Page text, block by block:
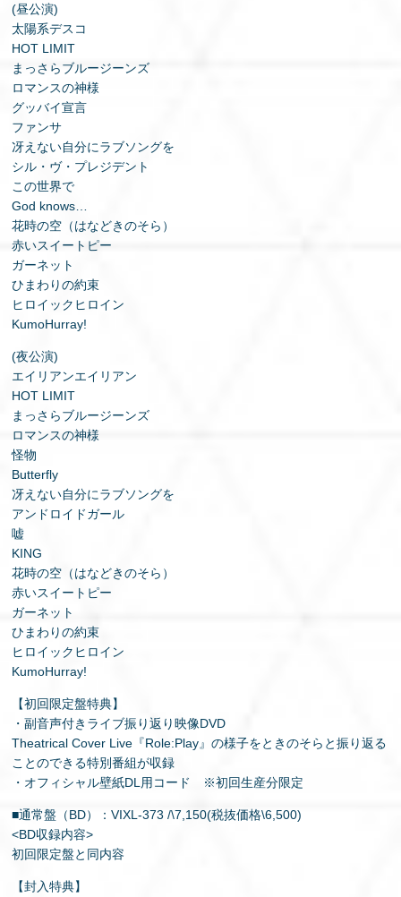
(昼公演)
太陽系デスコ
HOT LIMIT
まっさらブルージーンズ
ロマンスの神様
グッバイ宣言
ファンサ
冴えない自分にラブソングを
シル・ヴ・プレジデント
この世界で
God knows…
花時の空（はなどきのそら）
赤いスイートピー
ガーネット
ひまわりの約束
ヒロイックヒロイン
KumoHurray!
(夜公演)
エイリアンエイリアン
HOT LIMIT
まっさらブルージーンズ
ロマンスの神様
怪物
Butterfly
冴えない自分にラブソングを
アンドロイドガール
嘘
KING
花時の空（はなどきのそら）
赤いスイートピー
ガーネット
ひまわりの約束
ヒロイックヒロイン
KumoHurray!
【初回限定盤特典】
・副音声付きライブ振り返り映像DVD
Theatrical Cover Live『Role:Play』の様子をときのそらと振り返る
ことのできる特別番組が収録
・オフィシャル壁紙DL用コード ※初回生産分限定
■通常盤（BD）：VIXL-373 /\7,150(税抜価格\6,500)
<BD収録内容>
初回限定盤と同内容
【封入特典】